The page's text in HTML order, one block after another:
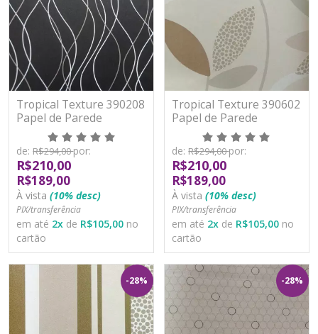
Tropical Texture 390208
Papel de Parede
Moderno Vinílico
Lavável
de: R$294,00por:
R$210,00
R$189,00
À vista (10% desc)
PIX/transferência
em até 2x de R$105,00 no
cartão
Tropical Texture 390602
Papel de Parede
Moderno Vinílico
Lavável
de: R$294,00por:
R$210,00
R$189,00
À vista (10% desc)
PIX/transferência
em até 2x de R$105,00 no
cartão
-28% -28%